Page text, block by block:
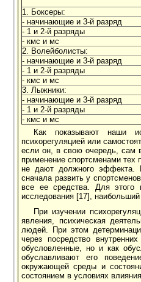
1. Боксеры:
- начинающие и 3-й разряд
- 1 и 2-й разряды
- кмс и мс
2. Волейболисты:
- начинающие и 3-й разряд
- 1 и 2-й разряды
- кмс и мс
3. Лыжники:
- начинающие и 3-й разряд
- 1 и 2-й разряды
- кмс и мс
Как показывают наши
психорегуляцией или
если он, в свою очередь, сам
применение спортсменами тех
не дают должного эффекта.
сначала развить у
все ее средства. Для этого
исследования [17],
При изучении
явления, психическая
людей. При этом
через посредство
обусловленные, но и как
обуславливают его
окружающей среды и
состоянием в условиях